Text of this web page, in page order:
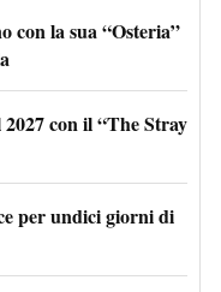
con la sua “Osteria”
con il “The Stray
per undici giorni di